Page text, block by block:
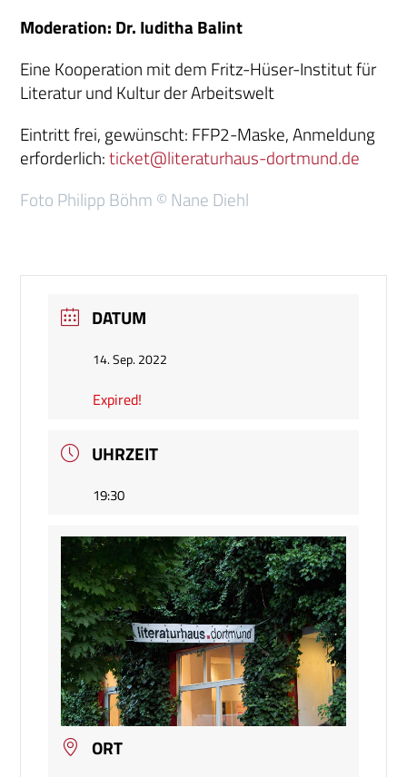
Moderation: Dr. Iuditha Balint
Eine Kooperation mit dem Fritz-Hüser-Institut für
Literatur und Kultur der Arbeitswelt
Eintritt frei, gewünscht: FFP2-Maske, Anmeldung
erforderlich:ticket@literaturhaus-dortmund.de
Foto Philipp Böhm © Nane Diehl
DATUM
14. Sep. 2022
Expired!
UHRZEIT
19:30
ORT